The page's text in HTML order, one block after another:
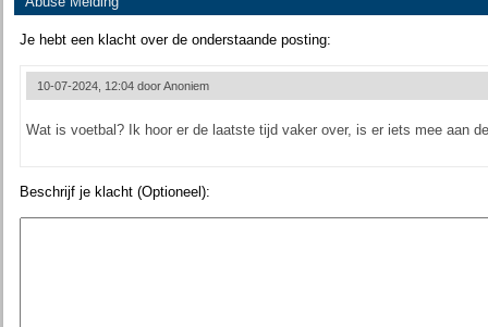
Je hebt een klacht over de onderstaande posting:
10-07-2024, 12:04 doorAnoniem
Wat is voetbal? Ik hoor er de laatste tijd vaker over, is er iets mee aan
Beschrijf je klacht (Optioneel):